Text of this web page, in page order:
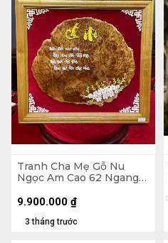
Tranh Cha Mẹ Gỗ Nu
Ngọc Am Cao 62 Ngang
3 tháng trước
9.900.000 ₫